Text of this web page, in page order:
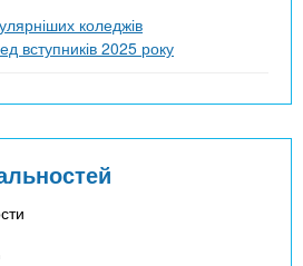
коледжів
вступників 2025 року